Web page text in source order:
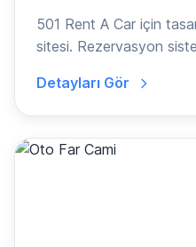
501 Rent A Car için
sitesi. Rezervasyon
Detayları Gör